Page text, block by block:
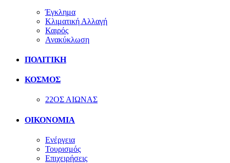
Έγκλημα
Κλιματική Αλλαγή
Καιρός
Ανακύκλωση
ΠΟΛΙΤΙΚΗ
ΚΟΣΜΟΣ
22ΟΣ ΑΙΩΝΑΣ
ΟΙΚΟΝΟΜΙΑ
Ενέργεια
Τουρισμός
Επιχειρήσεις